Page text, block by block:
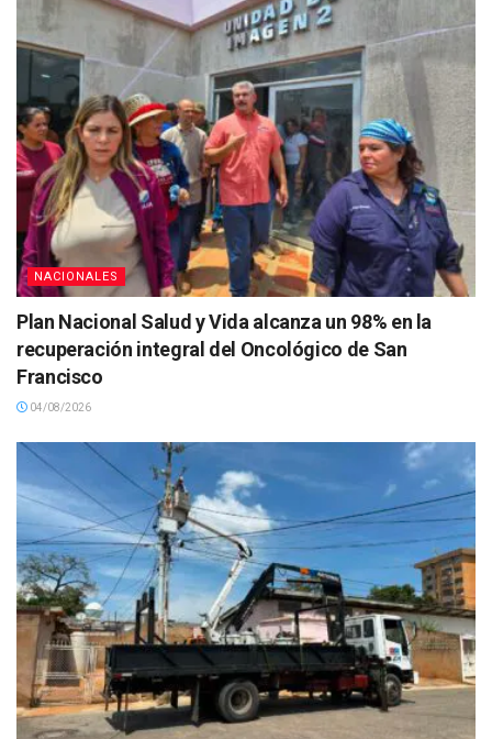
NACIONALES
Plan Nacional Salud y Vida alcanza un 98% en la
recuperación integral del Oncológico de San
Francisco
04/08/2026